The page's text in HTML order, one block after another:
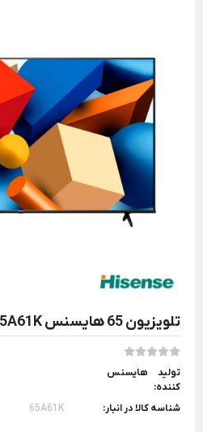
تلویزیون 65 هایسنس 65A61K هوشمند ال ای دی
تولید
کننده:
هایسنس
شناسه کالا در انبار: 65A61K